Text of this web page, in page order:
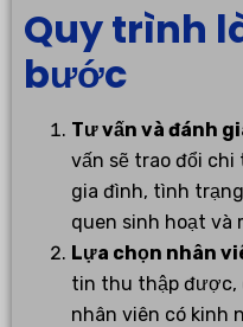
Quy trình
bước
Tư vấn và đánh
vấn sẽ trao đổi chi
gia đình, tình
quen sinh hoạt và
Lựa chọn nhân
tin thu thập được,
nhân viên có kinh